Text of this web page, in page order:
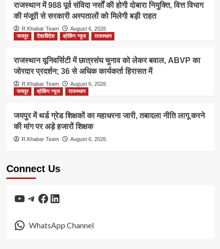
राजस्थान में 988 पूर्व संविदा नर्सों की होगी दोबारा नियुक्ति, वित्त विभाग
की मंजूरी से सरकारी अस्पतालों को मिलेगी बड़ी राहत
R.Khabar Team
August 6, 2026
जयपुर
देश/विदेश ब्रेकिंग न्यूज राजस्थान
राजस्थान यूनिवर्सिटी में छात्रसंघ चुनाव को लेकर बवाल, ABVP का
जोरदार प्रदर्शन; 36 से अधिक कार्यकर्ता हिरासत में
R.Khabar Team
August 6, 2026
जयपुर
ब्रेकिंग न्यूज राजस्थान
जयपुर में थर्ड ग्रेड शिक्षकों का महाधरना जारी, तबादला नीति लागू करने
की मांग पर अड़े हजारों शिक्षक
R.Khabar Team August 6, 2026
Connect Us
YouTube
Telegram
Facebook
LinkedIn
WhatsApp Channel